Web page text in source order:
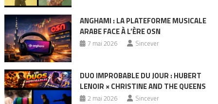
ANGHAMI : LA PLATEFORME MUSICALE
ARABE FACE À L’ÈRE OSN
7 mai 2026 Sincever
DUO IMPROBABLE DU JOUR : HUBERT
LENOIR × CHRISTINE AND THE QUEENS
2 mai 2026 Sincever